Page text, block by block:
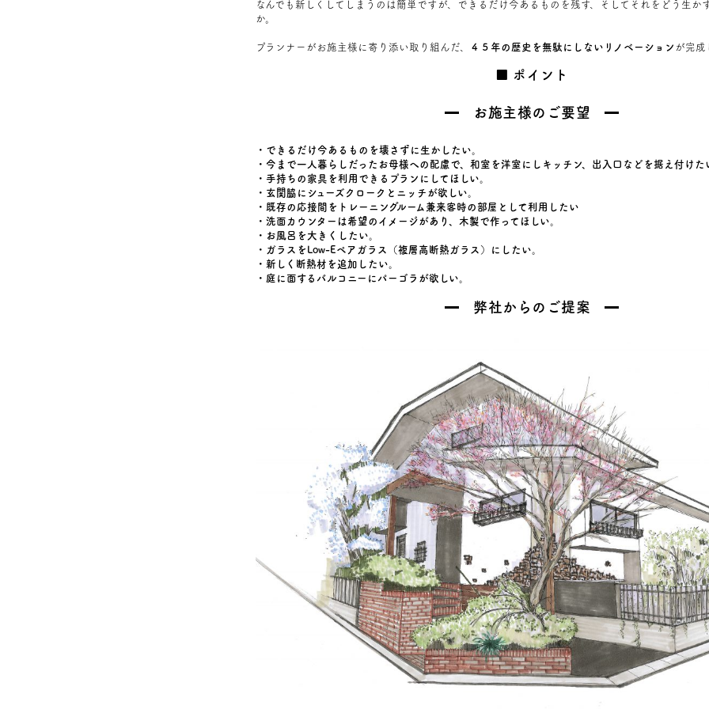
なんでも新しくしてしまうのは簡単ですが、できるだけ今あるものを残す、そしてそれをどう生か
か。
プランナーがお施主様に寄り添い取り組んだ、 ４５年の歴史を無駄にしないリノベーション が完成
ポイント
お施主様のご要望
・できるだけ今あるものを壊さずに生かしたい。
・今まで一人暮らしだったお母様への配慮で、和室を洋室にしキッチン、出入口などを据え付けた
・手持ちの家具を利用できるプランにしてほしい。
・玄関脇にシューズクロークとニッチが欲しい。
・既存の応接間をトレーニングルーム兼来客時の部屋として利用したい
・洗面カウンターは希望のイメージがあり、木製で作ってほしい。
・お風呂を大きくしたい。
・ガラスをLow-Eペアガラス（複層高断熱ガラス）にしたい。
・新しく断熱材を追加したい。
・庭に面するバルコニーにパーゴラが欲しい。
弊社からのご提案